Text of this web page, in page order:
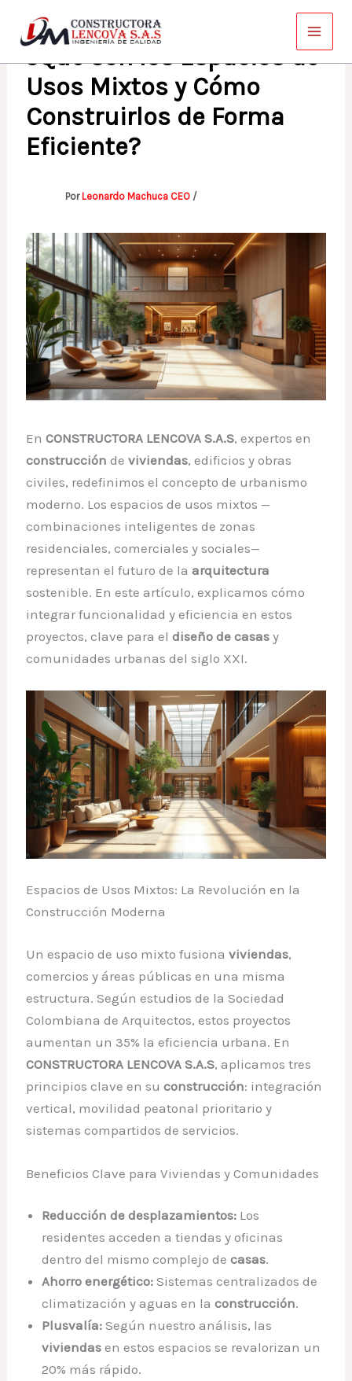
¿Qué son los Espacios de
Usos Mixtos y Cómo
Construirlos de Forma
Eficiente?
Por Leonardo Machuca CEO /
EnCONSTRUCTORA LENCOVA S.A.S, expertos en
construcción deviviendas, edificios y obras
civiles, redefinimos el concepto de urbanismo
moderno. Los espacios de usos mixtos —
combinaciones inteligentes de zonas
residenciales, comerciales y sociales—
representan el futuro de laarquitectura
sostenible. En este artículo, explicamos cómo
integrar funcionalidad y eficiencia en estos
proyectos, clave para eldiseño de casas y
comunidades urbanas del siglo XXI.
Espacios de Usos Mixtos: La Revolución en la
Construcción Moderna
Un espacio de uso mixto fusionaviviendas,
comercios y áreas públicas en una misma
estructura. Según estudios de la Sociedad
Colombiana de Arquitectos, estos proyectos
aumentan un 35% la eficiencia urbana. En
CONSTRUCTORA LENCOVA S.A.S, aplicamos tres
principios clave en suconstrucción: integración
vertical, movilidad peatonal prioritario y
sistemas compartidos de servicios.
Beneficios Clave para Viviendas y Comunidades
Reducción de desplazamientos: Los
residentes acceden a tiendas y oficinas
dentro del mismo complejo decasas.
Ahorro energético: Sistemas centralizados de
climatización y aguas en laconstrucción.
Plusvalía: Según nuestro análisis, las
viviendas en estos espacios se revalorizan un
20% más rápido.